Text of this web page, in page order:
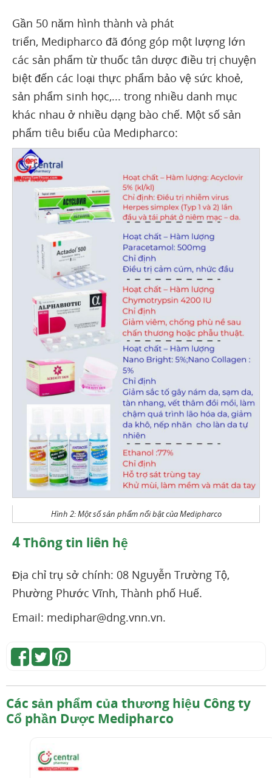
Gần 50 năm hình thành và phát
triển, Medipharco đã đóng góp một lượng lớn
các sản phẩm từ thuốc tân dược điều trị chuyện
biệt đến các loại thực phẩm bảo vệ sức khoẻ,
sản phẩm sinh học,... trong nhiều danh mục
khác nhau ở nhiều dạng bào chế. Một số sản
phẩm tiêu biểu của Medipharco:
Hình 2: Một số sản phẩm nổi bật của Medipharco
4Thông tin liên hệ
Địa chỉ trụ sở chính: 08 Nguyễn Trường Tộ,
Phường Phước Vĩnh, Thành phố Huế.
Email: mediphar@dng.vnn.vn.
Các sản phẩm của thương hiệu Công ty
Cổ phần Dược Medipharco